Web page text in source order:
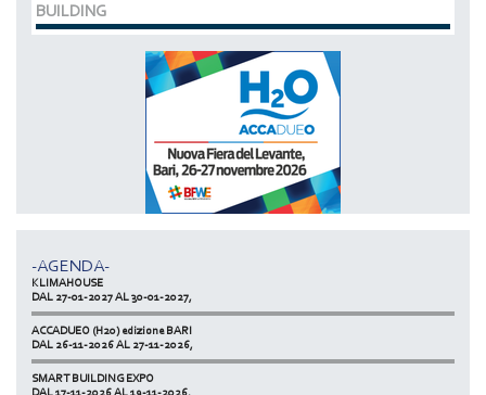
BUILDING
-AGENDA-
DAL 07-03-2028 AL 10-03-2028,
ACCADUEO (H20) edizione BOLOGNA
KLIMAHOUSE
DAL 27-01-2027 AL 30-01-2027,
ACCADUEO (H20) edizione BARI
DAL 26-11-2026 AL 27-11-2026,
SMART BUILDING EXPO
DAL 17-11-2026 AL 19-11-2026,